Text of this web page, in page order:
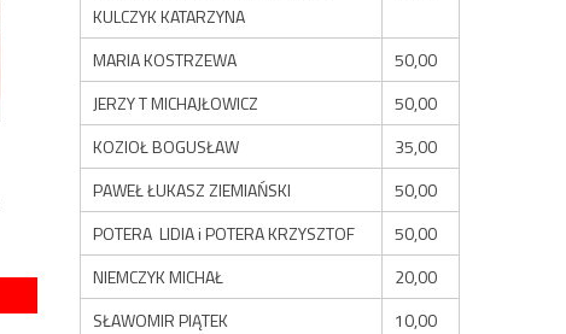
KULCZYK KATARZYNA
MARIA KOSTRZEWA
50,00
JERZY T MICHAJŁOWICZ
50,00
KOZIOŁ BOGUSŁAW
35,00
PAWEŁ ŁUKASZ ZIEMIAŃSKI
50,00
POTERA LIDIA i POTERA KRZYSZTOF
50,00
NIEMCZYK MICHAŁ
20,00
SŁAWOMIR PIĄTEK
10,00